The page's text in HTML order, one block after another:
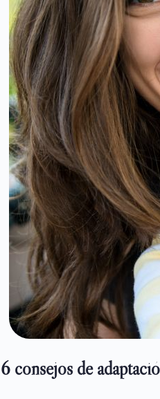
6 consejos de